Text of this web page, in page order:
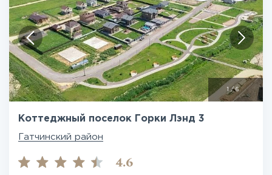
1/6
Коттеджный поселок Горки Лэнд 3
Гатчинский район
4.6